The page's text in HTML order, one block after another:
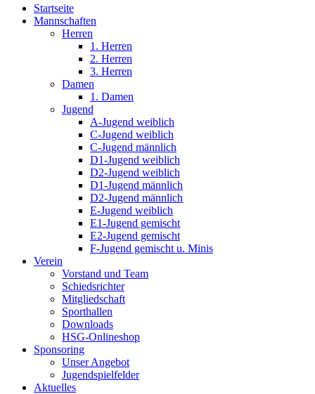
Startseite
Mannschaften
Herren
1. Herren
2. Herren
3. Herren
Damen
1. Damen
Jugend
A-Jugend weiblich
C-Jugend weiblich
C-Jugend männlich
D1-Jugend weiblich
D2-Jugend weiblich
D1-Jugend männlich
D2-Jugend männlich
E-Jugend weiblich
E1-Jugend gemischt
E2-Jugend gemischt
F-Jugend gemischt u. Minis
Verein
Vorstand und Team
Schiedsrichter
Mitgliedschaft
Sporthallen
Downloads
HSG-Onlineshop
Sponsoring
Unser Angebot
Jugendspielfelder
Aktuelles